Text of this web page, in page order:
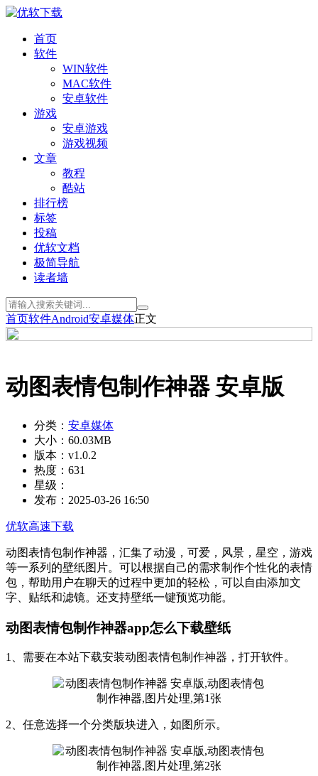
首页
软件
WIN软件
MAC软件
安卓软件
游戏
安卓游戏
游戏视频
文章
教程
酷站
排行榜
标签
投稿
优软文档
极简导航
读者墙
首页软件Android安卓媒体正文
动图表情包制作神器 安卓版
分类： 安卓媒体
大小： 60.03MB
版本： v1.0.2
热度： 631
星级：
发布： 2025-03-26 16:50
优软高速下载
动图表情包制作神器，汇集了动漫，可爱，风景，星空，游戏
等一系列的壁纸图片。可以根据自己的需求制作个性化的表情
包，帮助用户在聊天的过程中更加的轻松，可以自由添加文
字、贴纸和滤镜。还支持壁纸一键预览功能。
动图表情包制作神器app怎么下载壁纸
1、需要在本站下载安装动图表情包制作神器，打开软件。
2、任意选择一个分类版块进入，如图所示。